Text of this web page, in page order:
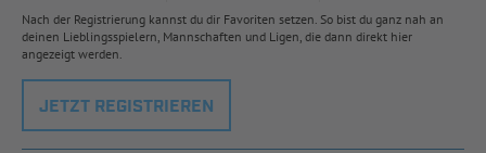
Nach der Registrierung kannst du dir Favoriten setzen. So bist du ganz nah an
deinen Lieblingsspielern, Mannschaften und Ligen, die dann direkt hier
angezeigt werden.
JETZT REGISTRIEREN